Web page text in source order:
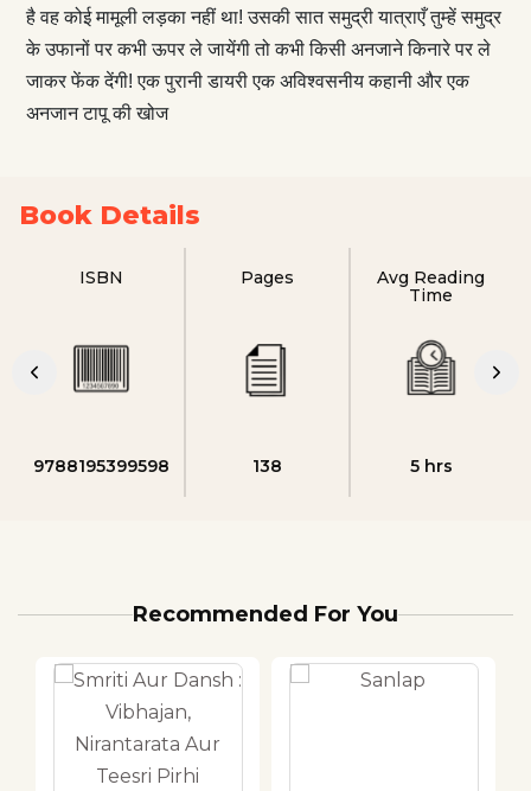
है वह कोई मामूली लड़का नहीं था! उसकी सात समुद्री यात्राएँ तुम्हें समुद्र
के उफानों पर कभी ऊपर ले जायेंगी तो कभी किसी अनजाने किनारे पर ले
जाकर फेंक देंगी! एक पुरानी डायरी एक अविश्वसनीय कहानी और एक
अनजान टापू की खोज
Book Details
ISBN
9788195399598
Pages
138
Avg Reading
Time
5 hrs
Recommended For You